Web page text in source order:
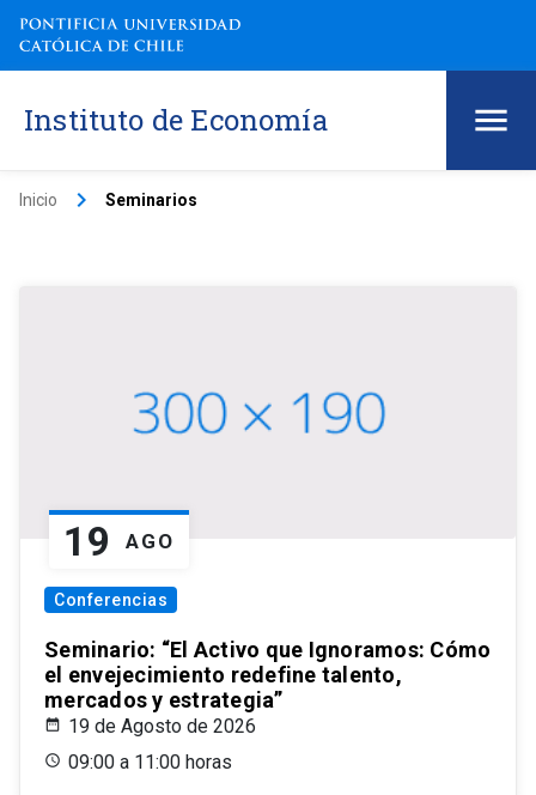
Instituto de Economía
Inicio keyboard_arrow_right Seminarios
19 AGO
Conferencias
Seminario: “El Activo que Ignoramos: Cómo
el envejecimiento redefine talento,
mercados y estrategia”
19 de Agosto de 2026
09:00 a 11:00 horas